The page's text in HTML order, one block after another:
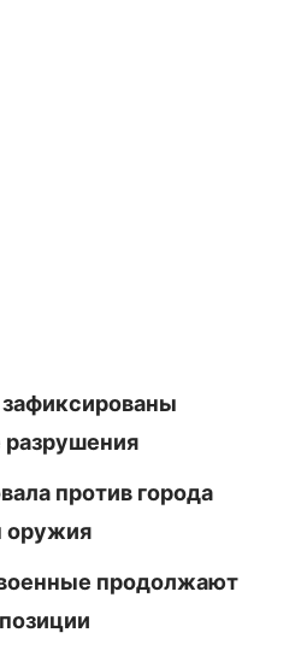
против города
оружия
продолжают